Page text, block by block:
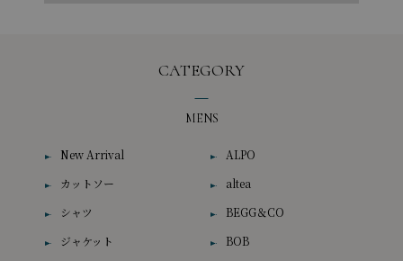
CATEGORY
MENS
New Arrival
カットソー
シャツ
ジャケット
ALPO
altea
BEGG＆CO
BOB